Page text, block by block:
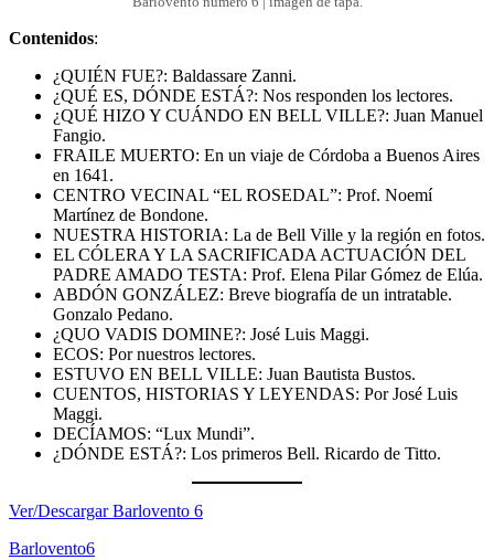
Contenidos:
¿QUIÉN FUE?: Baldassare Zanni.
¿QUÉ ES, DÓNDE ESTÁ?: Nos responden los lectores.
¿QUÉ HIZO Y CUÁNDO EN BELL VILLE?: Juan Manuel
Fangio.
FRAILE MUERTO: En un viaje de Córdoba a Buenos Aires
en 1641.
CENTRO VECINAL “EL ROSEDAL”: Prof. Noemí
Martínez de Bondone.
NUESTRA HISTORIA: La de Bell Ville y la región en fotos.
EL CÓLERA Y LA SACRIFICADA ACTUACIÓN DEL
PADRE AMADO TESTA: Prof. Elena Pilar Gómez de Elúa.
ABDÓN GONZÁLEZ: Breve biografía de un intratable.
Gonzalo Pedano.
¿QUO VADIS DOMINE?: José Luis Maggi.
ECOS: Por nuestros lectores.
ESTUVO EN BELL VILLE: Juan Bautista Bustos.
CUENTOS, HISTORIAS Y LEYENDAS: Por José Luis
Maggi.
DECÍAMOS: “Lux Mundi”.
¿DÓNDE ESTÁ?: Los primeros Bell. Ricardo de Titto.
Ver/Descargar Barlovento 6
Barlovento6